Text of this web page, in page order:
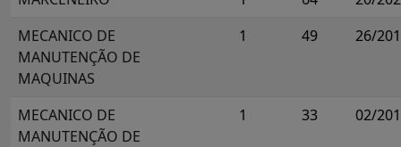
MECANICO DE
MANUTENÇÃO DE
MAQUINAS
1 49 26/
MECANICO DE
MANUTENÇÃO DE
1 33 02/